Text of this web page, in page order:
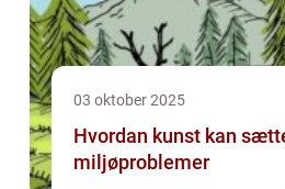
03 oktober 2025
Hvordan kunst kan
miljøproblemer